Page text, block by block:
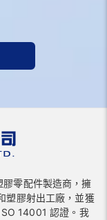
零配件製造商，擁
塑膠射出工廠，並獲
14001 認證。我